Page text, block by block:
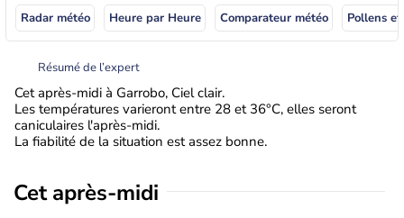
Radar météo Heure par Heure Comparateur météo Pollens
Résumé de l’expert
Cet après-midi à Garrobo, Ciel clair.
Les températures varieront entre 28 et 36°C, elles seront
caniculaires l'après-midi.
La fiabilité de la situation est assez bonne.
Cet après-midi